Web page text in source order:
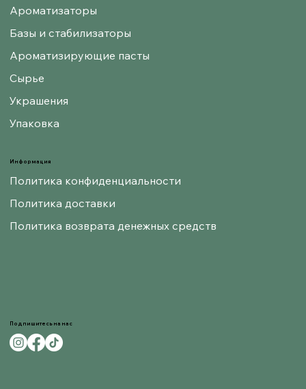
Информация
Политика конфиденциальности
Политика доставки
Политика возврата денежных средств
Ароматизаторы
Базы и стабилизаторы
Ароматизирующие пасты
Сырье
Украшения
Упаковка
Подпишитесь на нас